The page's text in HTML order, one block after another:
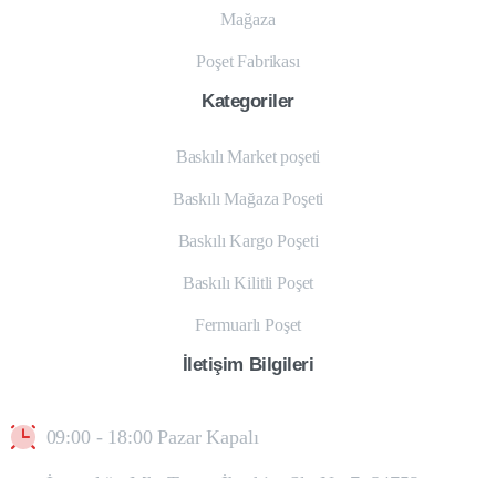
Mağaza
Poşet Fabrikası
Kategoriler
Baskılı Market poşeti
Baskılı Mağaza Poşeti
Baskılı Kargo Poşeti
Baskılı Kilitli Poşet
Fermuarlı Poşet
İletişim Bilgileri
09:00 - 18:00 Pazar Kapalı